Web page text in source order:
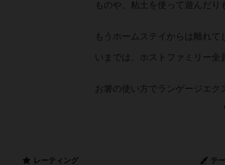
ものや、粘土を使って遊んだり
もうホームステイからは離れて
いまでは、ホストファミリー全
お箸の使い方でランゲージエ
テ
レーティング